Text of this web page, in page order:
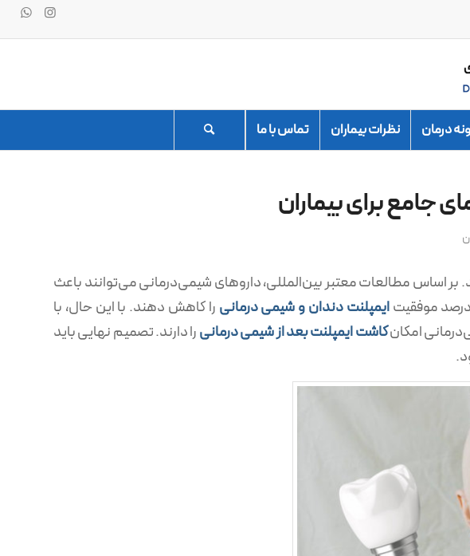
درمان نظرات بیماران تماس با ما
جامع برای بیماران
اساس مطالعات معتبر بین‌المللی، داروهای شیمی‌درمانی می‌توانند باعث
موفقیتایمپلنت دندان و شیمی درمانی را کاهش دهند. با این حال، با
امکانکاشت ایمپلنت بعد از شیمی درمانیرا دارند. تصمیم نهایی باید